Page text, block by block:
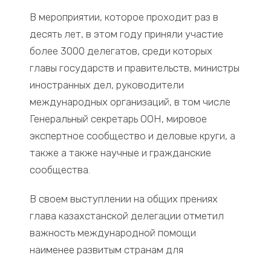
В мероприятии, которое проходит раз в
десять лет, в этом году приняли участие
более 3000 делегатов, среди которых
главы государств и правительств, министры
иностранных дел, руководители
международных организаций, в том числе
Генеральный секретарь ООН, мировое
экспертное сообщество и деловые круги, а
также а также научные и гражданские
сообщества.
В своем выступлении на общих прениях
глава казахстанской делегации отметил
важность международной помощи
наименее развитым странам для